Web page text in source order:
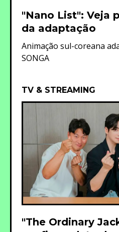
"Nano List": Veja
da adaptação
Animação sul-coreana
SONGA
TV & STREAMING
"The Ordinary